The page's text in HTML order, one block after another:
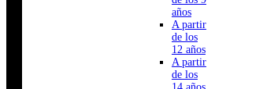
años
A partir
de los
12 años
A partir
de los